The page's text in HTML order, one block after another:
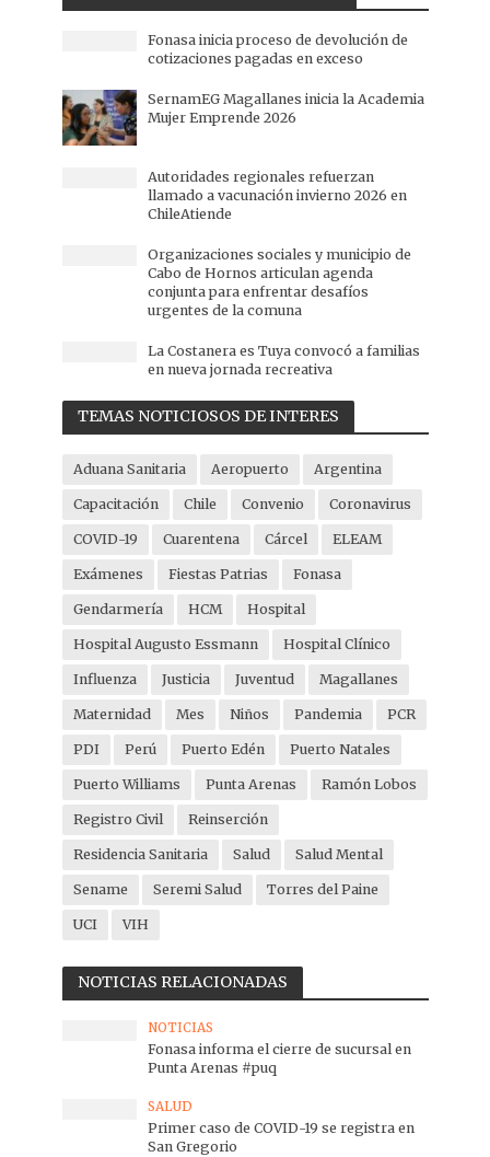
Fonasa inicia proceso de devolución de
cotizaciones pagadas en exceso
SernamEG Magallanes inicia la Academia
Mujer Emprende 2026
Autoridades regionales refuerzan
llamado a vacunación invierno 2026 en
ChileAtiende
Organizaciones sociales y municipio de
Cabo de Hornos articulan agenda
conjunta para enfrentar desafíos
urgentes de la comuna
La Costanera es Tuya convocó a familias
en nueva jornada recreativa
TEMAS NOTICIOSOS DE INTERES
Aduana Sanitaria Aeropuerto Argentina
Capacitación Chile Convenio Coronavirus
COVID-19 Cuarentena Cárcel ELEAM
Exámenes Fiestas Patrias Fonasa
Gendarmería HCM Hospital
Hospital Augusto Essmann Hospital Clínico
Influenza Justicia Juventud Magallanes
Maternidad Mes Niños Pandemia PCR
PDI Perú Puerto Edén Puerto Natales
Puerto Williams Punta Arenas Ramón Lobos
Registro Civil Reinserción
Residencia Sanitaria Salud Salud Mental
Sename Seremi Salud Torres del Paine
UCI VIH
NOTICIAS RELACIONADAS
NOTICIAS
Fonasa informa el cierre de sucursal en
Punta Arenas #puq
SALUD
Primer caso de COVID-19 se registra en
San Gregorio